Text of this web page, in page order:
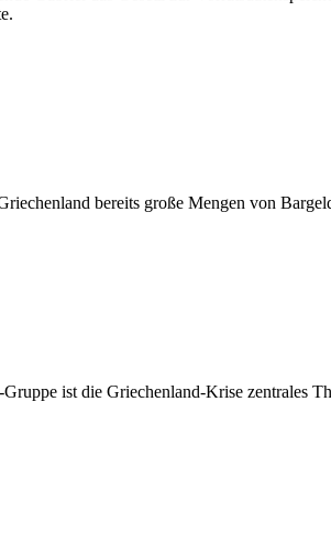
bereits große Mengen von
ist die Griechenland-Krise zentrales